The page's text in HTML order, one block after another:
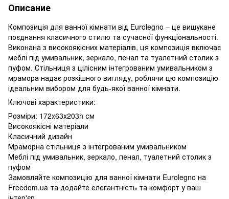
Описание
Композиція для ванної кімнати від Eurolegno – це вишукане
поєднання класичного стилю та сучасної функціональності.
Виконана з високоякісних матеріалів, ця композиція включає
меблі під умивальник, зеркало, пенал та туалетний столик з
пуфом. Стільниця з цілісним інтегрованим умивальником з
мрамора надає розкішного вигляду, роблячи цю композицію
ідеальним вибором для будь-якої ванної кімнати.
Ключові характеристики:
Розміри: 172х63х203h см
Високоякісні матеріали
Класичний дизайн
Мраморна стільниця з інтегрованим умивальником
Меблі під умивальник, зеркало, пенал, туалетний столик з
пуфом
Замовляйте композицію для ванної кімнати Eurolegno на
Freedom.ua та додайте елегантність та комфорт у ваш